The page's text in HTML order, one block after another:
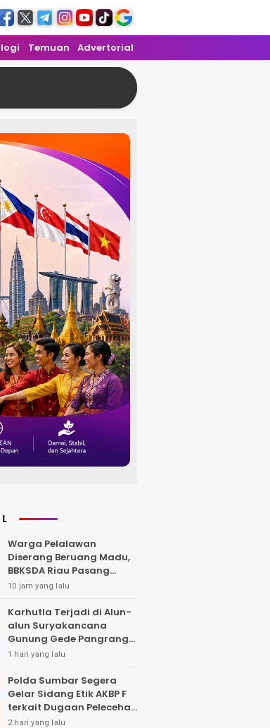
Temuan Advertorial
Warga Pelalawan
Diserang Beruang Madu,
BBKSDA Riau Pasang
Kandang Jebak di Lokasi
10 jam yang lalu
Karhutla Terjadi di Alun-
alun Suryakancana
Gunung Gede Pangrango,
Api Berhasil Dipadamka
1 hari yang lalu
Polda Sumbar Segera
Gelar Sidang Etik AKBP F
terkait Dugaan Pelecehan
Polwan
2 hari yang lalu